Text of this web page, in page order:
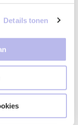
Details tonen
worden
naar het eerder
niet-winnende
hebben veelal
ten grondslag
inschrijver die
samenhang’ van